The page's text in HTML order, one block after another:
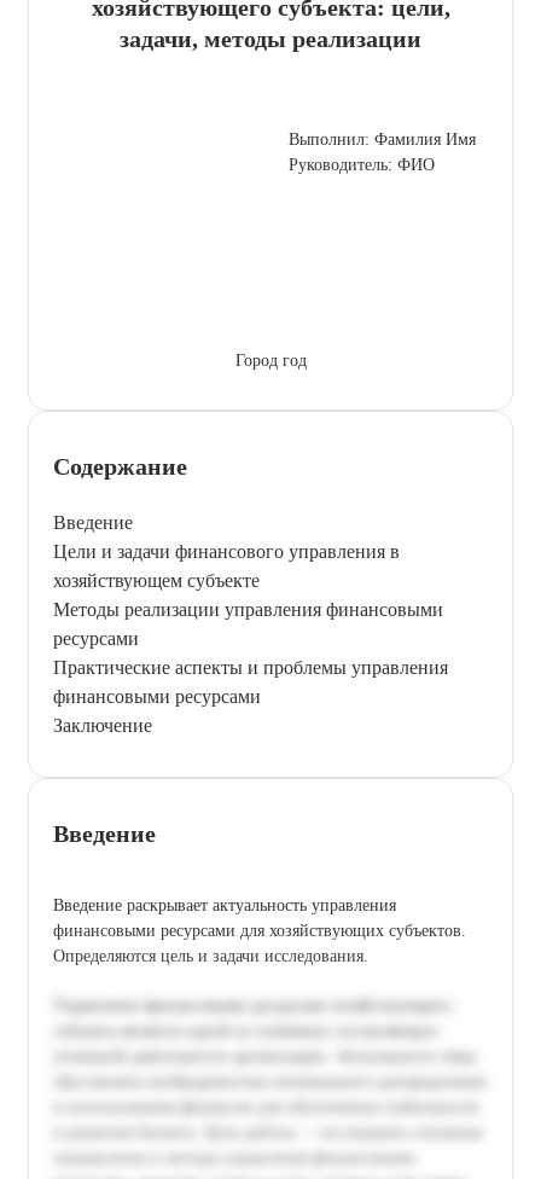
хозяйствующего субъекта: цели,
задачи, методы реализации
Выполнил: Фамилия Имя
Руководитель: ФИО
Город год
Содержание
Введение
Цели и задачи финансового управления в
хозяйствующем субъекте
Методы реализации управления финансовыми
ресурсами
Практические аспекты и проблемы управления
финансовыми ресурсами
Заключение
Введение
Введение раскрывает актуальность управления
финансовыми ресурсами для хозяйствующих субъектов.
Определяются цель и задачи исследования.